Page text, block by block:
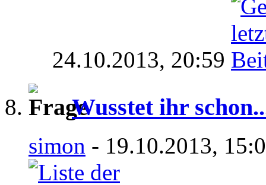
24.10.2013, 20:59
Wusstet ihr
simon - 19.10.2013,